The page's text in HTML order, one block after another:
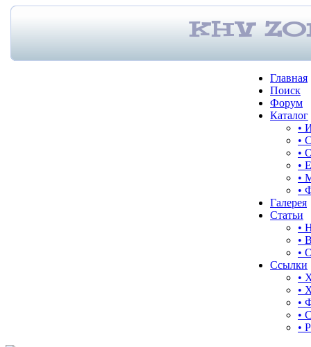
Главная
Поиск
Форум
Каталог
•
•
•
•
•
•
Галерея
Статьи
•
•
•
Ссылки
•
•
•
•
•